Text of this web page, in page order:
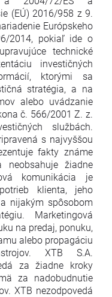
(EÚ) 2016/958 z 9.
Európskeho
2014, pokiaľ ide o
technické
investičných
ktorými sa
stratégia, a na
alebo uvádzanie
č. 566/2001 Z. z.
službách.
s najvyššou
fakty známe
žiadne
komunikácia je
klienta, jeho
nijakým spôsobom
Marketingová
na predaj, ponuku,
alebo propagáciu
XTB S.A.
za žiadne kroky
za nadobudnutie
XTB nezodpovedá